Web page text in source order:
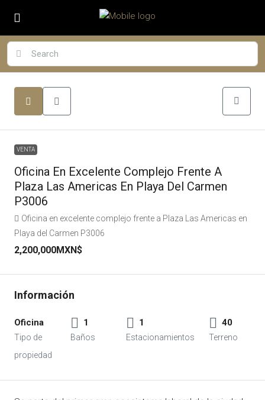
VENTA
Oficina En Excelente Complejo Frente A
Plaza Las Americas En Playa Del Carmen
P3006
Oficina en excelente complejo frente a Plaza Las Americas en
Playa del Carmen P3006
2,200,000MXN$
Oficina 1 1 40